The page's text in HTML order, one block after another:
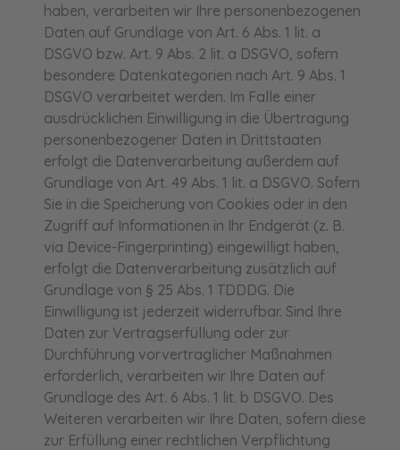
haben, verarbeiten wir Ihre personenbezogenen
Daten auf Grundlage von Art. 6 Abs. 1 lit. a
DSGVO bzw. Art. 9 Abs. 2 lit. a DSGVO, sofern
besondere Datenkategorien nach Art. 9 Abs. 1
DSGVO verarbeitet werden. Im Falle einer
ausdrücklichen Einwilligung in die Übertragung
personenbezogener Daten in Drittstaaten
erfolgt die Datenverarbeitung außerdem auf
Grundlage von Art. 49 Abs. 1 lit. a DSGVO. Sofern
Sie in die Speicherung von Cookies oder in den
Zugriff auf Informationen in Ihr Endgerät (z. B.
via Device-Fingerprinting) eingewilligt haben,
erfolgt die Datenverarbeitung zusätzlich auf
Grundlage von § 25 Abs. 1 TDDDG. Die
Einwilligung ist jederzeit widerrufbar. Sind Ihre
Daten zur Vertragserfüllung oder zur
Durchführung vorvertraglicher Maßnahmen
erforderlich, verarbeiten wir Ihre Daten auf
Grundlage des Art. 6 Abs. 1 lit. b DSGVO. Des
Weiteren verarbeiten wir Ihre Daten, sofern diese
zur Erfüllung einer rechtlichen Verpflichtung